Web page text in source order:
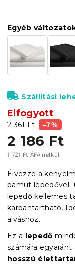
2 361 Ft –7 %
2 186 Ft
1 721 Ft ÁFA nélkül
Elfogyott
Egyéb
Szállítási
Élvezze a
pamut lepedővel.
lepedő kellemes
karbantartható.
alváshoz.
Ez a lepedő
számára egyaránt
hosszú